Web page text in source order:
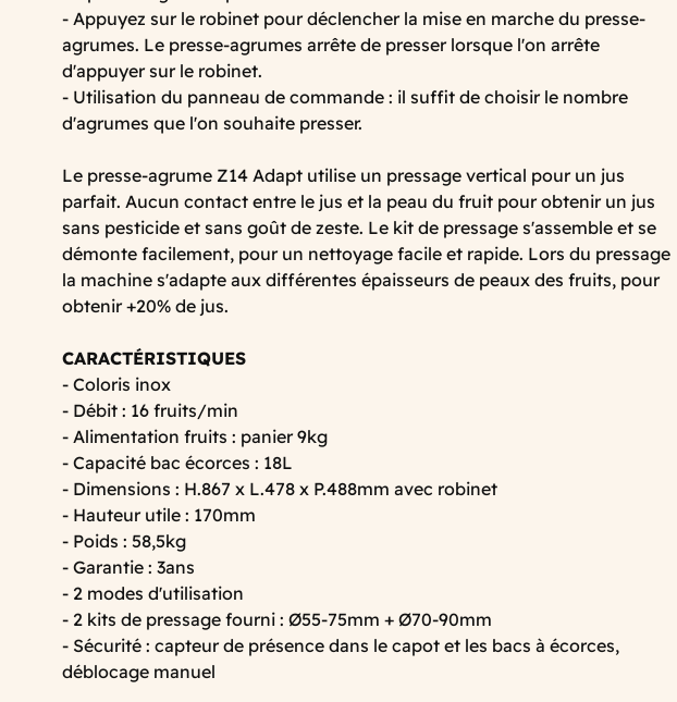
- Appuyez sur le robinet pour déclencher la mise en marche du presse-
agrumes. Le presse-agrumes arrête de presser lorsque l'on arrête
d'appuyer sur le robinet.
- Utilisation du panneau de commande : il suffit de choisir le nombre
d'agrumes que l'on souhaite presser.
Le presse-agrume Z14 Adapt utilise un pressage vertical pour un jus
parfait. Aucun contact entre le jus et la peau du fruit pour obtenir un jus
sans pesticide et sans goût de zeste. Le kit de pressage s'assemble et se
démonte facilement, pour un nettoyage facile et rapide. Lors du pressage
la machine s'adapte aux différentes épaisseurs de peaux des fruits, pour
obtenir +20% de jus.
CARACTÉRISTIQUES
- Coloris inox
- Débit : 16 fruits/min
- Alimentation fruits : panier 9kg
- Capacité bac écorces : 18L
- Dimensions : H.867 x L.478 x P.488mm avec robinet
- Hauteur utile : 170mm
- Poids : 58,5kg
- Garantie : 3ans
- 2 modes d'utilisation
- 2 kits de pressage fourni : Ø55-75mm + Ø70-90mm
- Sécurité : capteur de présence dans le capot et les bacs à écorces,
déblocage manuel